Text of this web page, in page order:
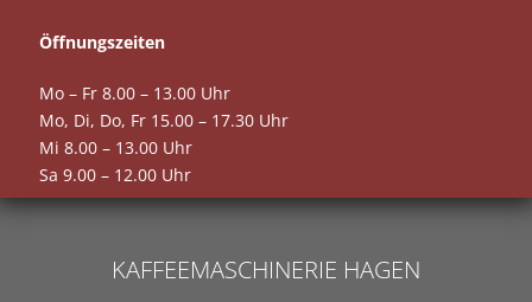
Öffnungszeiten
Mo – Fr 8.00 – 13.00 Uhr
Mo, Di, Do, Fr 15.00 – 17.30 Uhr
Mi 8.00 – 13.00 Uhr
Sa 9.00 – 12.00 Uhr
KAFFEEMASCHINERIE HAGEN